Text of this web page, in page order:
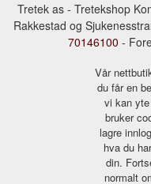
Tretek as - Tretekshop
Rakkestad og
70146100 -
Vår
du får en
vi kan
bruker
lagre
hva du
din.
normalt